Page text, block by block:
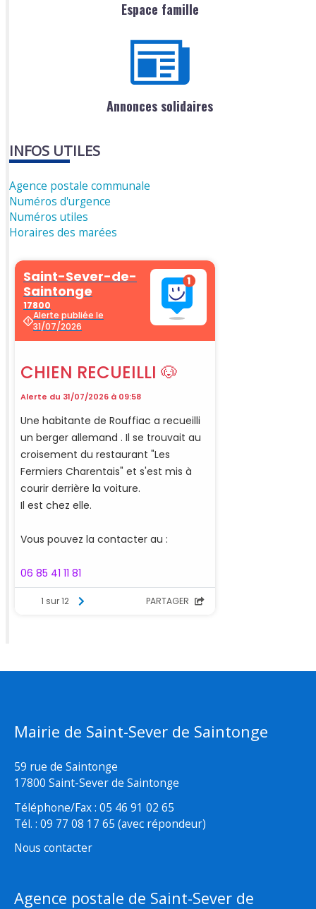
Espace famille
Annonces solidaires
INFOS UTILES
Agence postale communale
Numéros d'urgence
Numéros utiles
Horaires des marées
Mairie de Saint-Sever de Saintonge
59 rue de Saintonge
17800 Saint-Sever de Saintonge
Téléphone/Fax : 05 46 91 02 65
Tél. : 09 77 08 17 65 (avec répondeur)
Nous contacter
Agence postale de Saint-Sever de